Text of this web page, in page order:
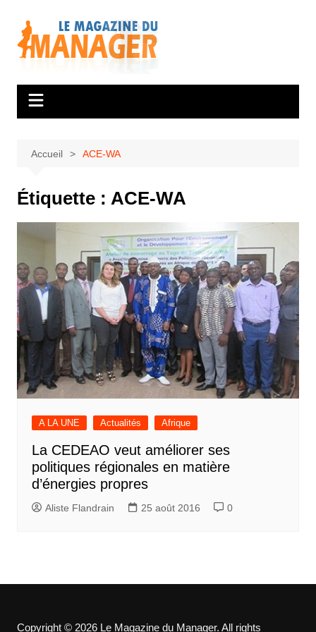
contenu
Accueil ACE-WA
Étiquette : ACE-WA
A LA UNE Actualités Afrique
La CEDEAO veut améliorer ses
politiques régionales en matière
d’énergies propres
Aliste Flandrain 25 août 2016 0
Copyright © 2026 Le Magazine du Manager. All rights